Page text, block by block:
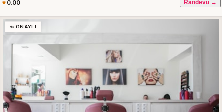
0.00 Randevu →
✨ ONAYLI